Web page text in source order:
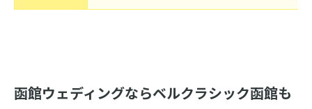
函館ウェディングならベルクラシック函館も